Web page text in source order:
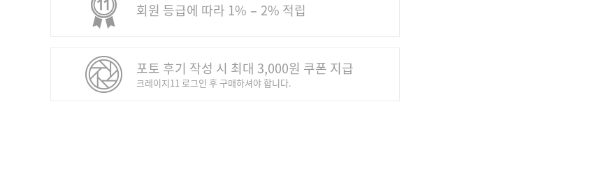
회원 등급에 따라 1% − 2% 적립
포토 후기 작성 시 최대 3,000원 쿠폰 지급
크레이지11 로그인 후 구매하셔야 합니다.